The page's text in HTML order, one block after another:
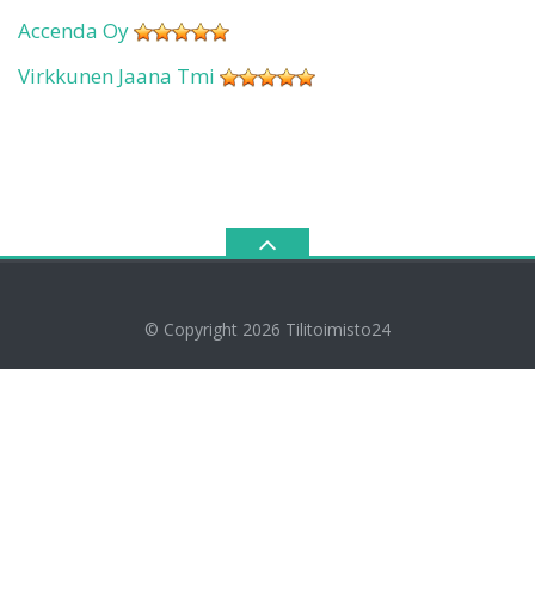
Accenda Oy
Virkkunen Jaana Tmi
© Copyright 2026 Tilitoimisto24